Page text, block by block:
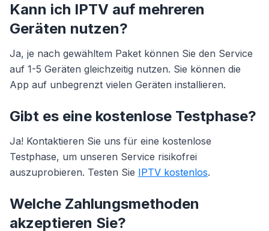
Kann ich IPTV auf mehreren
Geräten nutzen?
Ja, je nach gewähltem Paket können Sie den Service
auf 1-5 Geräten gleichzeitig nutzen. Sie können die
App auf unbegrenzt vielen Geräten installieren.
Gibt es eine kostenlose Testphase?
Ja! Kontaktieren Sie uns für eine kostenlose
Testphase, um unseren Service risikofrei
auszuprobieren. Testen Sie IPTV kostenlos.
Welche Zahlungsmethoden
akzeptieren Sie?